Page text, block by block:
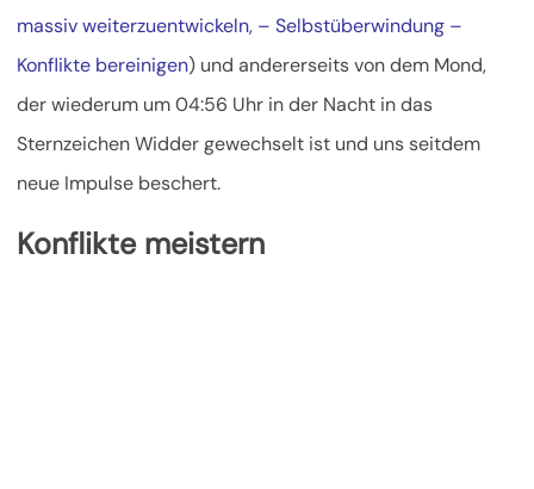
massiv weiterzuentwickeln, – Selbstüberwindung –
Konflikte bereinigen) und andererseits von dem Mond,
der wiederum um 04:56 Uhr in der Nacht in das
Sternzeichen Widder gewechselt ist und uns seitdem
neue Impulse beschert.
Konflikte meistern